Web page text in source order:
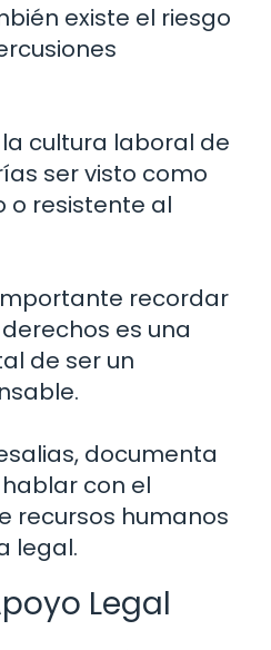
existe el riesgo
cultura laboral de
ser visto como
o resistente al
recordar
es una
de ser un
documenta
con el
recursos humanos
legal.
Legal